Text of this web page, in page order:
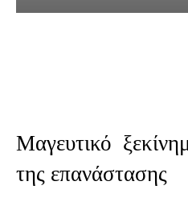
Μαγευτικό
της επανάστασης